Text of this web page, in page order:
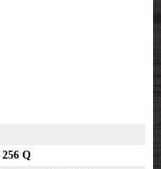
256 Q